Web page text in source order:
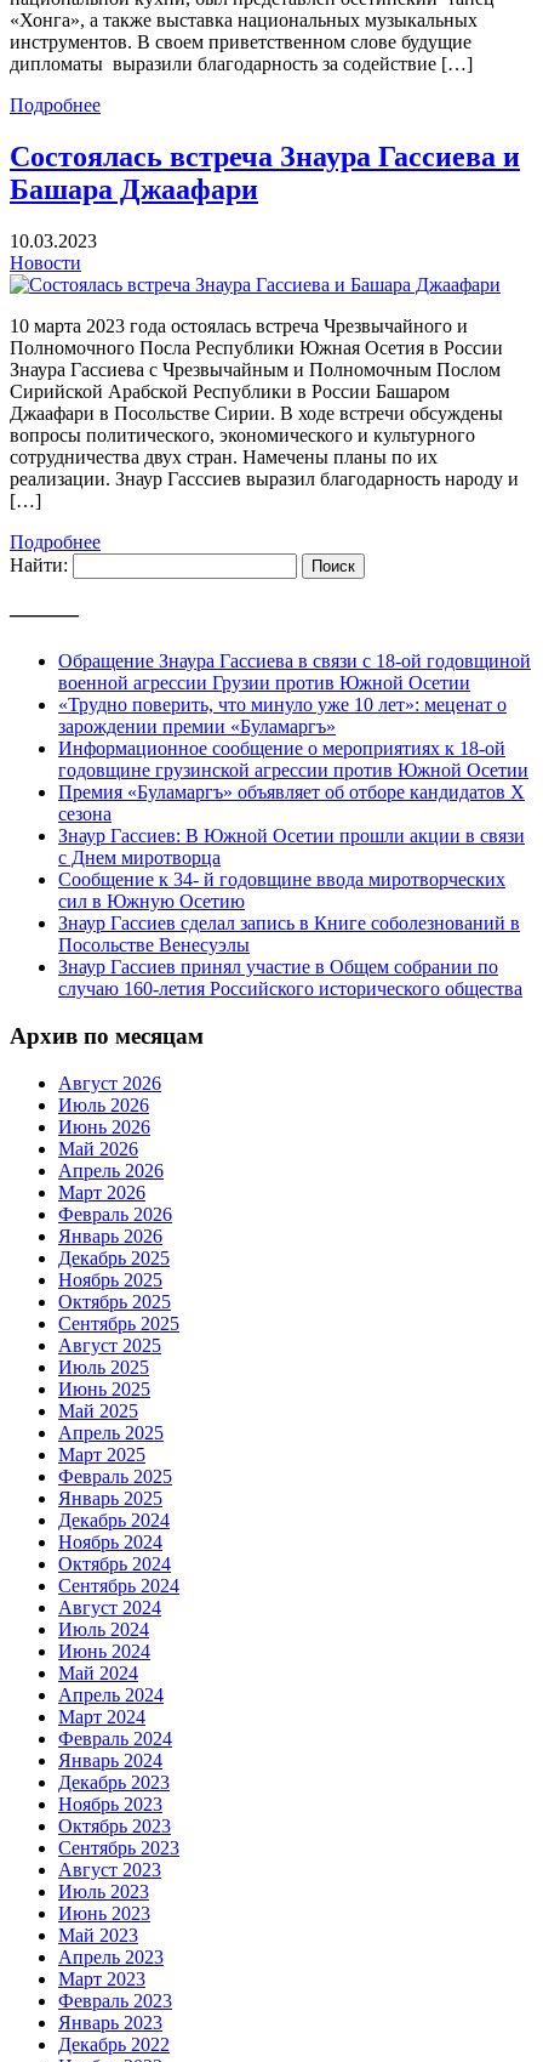
«Хонга», а также выставка национальных музыкальных
инструментов. В своем приветственном слове будущие
дипломаты выразили благодарность за содействие […]
Подробнее
Состоялась встреча Знаура Гассиева и
Башара Джаафари
10.03.2023
Новости
10 марта 2023 года остоялась встреча Чрезвычайного и
Полномочного Посла Республики Южная Осетия в России
Знаура Гассиева с Чрезвычайным и Полномочным Послом
Сирийской Арабской Республики в России Башаром
Джаафари в Посольстве Сирии. В ходе встречи обсуждены
вопросы политического, экономического и культурного
сотрудничества двух стран. Намечены планы по их
реализации. Знаур Гасссиев выразил благодарность народу и
[…]
Подробнее
Найти:
———
Обращение Знаура Гассиева в связи с 18-ой годовщиной
военной агрессии Грузии против Южной Осетии
«Трудно поверить, что минуло уже 10 лет»: меценат о
зарождении премии «Буламаргъ»
Информационное сообщение о мероприятиях к 18-ой
годовщине грузинской агрессии против Южной Осетии
Премия «Буламаргъ» объявляет об отборе кандидатов Х
сезона
Знаур Гассиев: В Южной Осетии прошли акции в связи
с Днем миротворца
Сообщение к 34- й годовщине ввода миротворческих
сил в Южную Осетию
Знаур Гассиев сделал запись в Книге соболезнований в
Посольстве Венесуэлы
Знаур Гассиев принял участие в Общем собрании по
случаю 160-летия Российского исторического общества
Архив по месяцам
Август 2026
Июль 2026
Июнь 2026
Май 2026
Апрель 2026
Март 2026
Февраль 2026
Январь 2026
Декабрь 2025
Ноябрь 2025
Октябрь 2025
Сентябрь 2025
Август 2025
Июль 2025
Июнь 2025
Май 2025
Апрель 2025
Март 2025
Февраль 2025
Январь 2025
Декабрь 2024
Ноябрь 2024
Октябрь 2024
Сентябрь 2024
Август 2024
Июль 2024
Июнь 2024
Май 2024
Апрель 2024
Март 2024
Февраль 2024
Январь 2024
Декабрь 2023
Ноябрь 2023
Октябрь 2023
Сентябрь 2023
Август 2023
Июль 2023
Июнь 2023
Май 2023
Апрель 2023
Март 2023
Февраль 2023
Январь 2023
Декабрь 2022